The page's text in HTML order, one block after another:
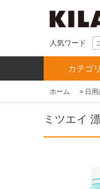
人気ワード
カテゴ
ホーム > 日用
ミツエイ